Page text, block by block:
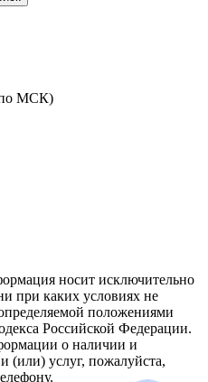
МСК)
носит исключительно
при каких условиях не
положениями
Российской Федерации.
о наличии и
(или) услуг, пожалуйста,